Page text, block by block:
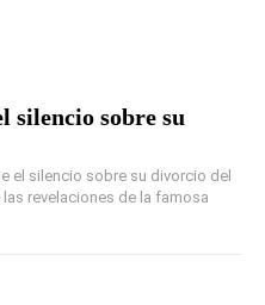
silencio sobre su
el silencio sobre su divorcio del
revelaciones de la famosa